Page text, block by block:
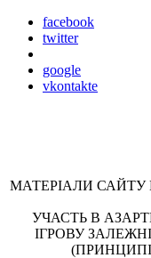
facebook
twitter
google
vkontakte
МАТЕРІАЛИ САЙТУ
УЧАСТЬ В
ІГРОВУ